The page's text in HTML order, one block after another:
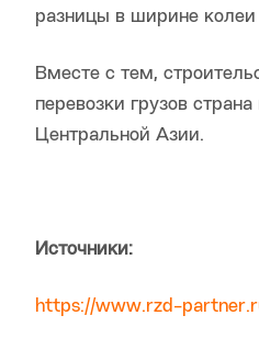
разницы в ширине колеи
Вместе с тем,
перевозки грузов
Центральной Азии.
Источники:
https://www.rzd-